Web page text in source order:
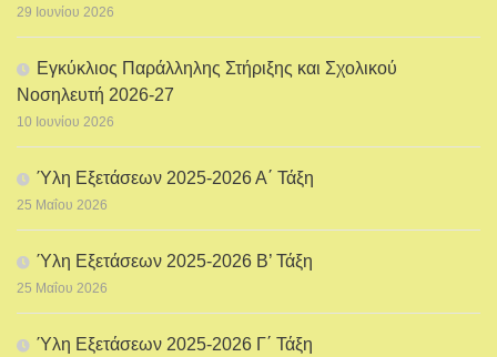
29 Ιουνίου 2026
Εγκύκλιος Παράλληλης Στήριξης και Σχολικού
Νοσηλευτή 2026-27
10 Ιουνίου 2026
Ύλη Εξετάσεων 2025-2026 Α΄ Τάξη
25 Μαΐου 2026
Ύλη Εξετάσεων 2025-2026 Β’ Τάξη
25 Μαΐου 2026
Ύλη Εξετάσεων 2025-2026 Γ΄ Τάξη